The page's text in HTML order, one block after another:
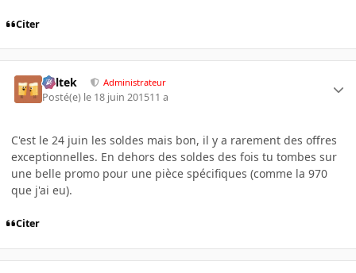
Citer
Soltek Administrateur
Posté(e) le 18 juin 201511 a
C'est le 24 juin les soldes mais bon, il y a rarement des offres
exceptionnelles. En dehors des soldes des fois tu tombes sur
une belle promo pour une pièce spécifiques (comme la 970
que j'ai eu).
Citer